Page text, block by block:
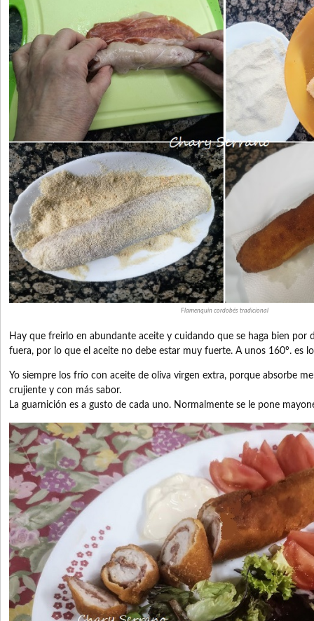
Flamenquín cordobés tradicional
Hay que freirlo en abundante aceite y cuidando que se haga bien por
fuera, por lo que el aceite no debe estar muy fuerte. A unos 160º. es
Yo siempre los frío con aceite de oliva virgen extra, porque absorbe
crujiente y con más sabor.
La guarnición es a gusto de cada uno. Normalmente se le pone